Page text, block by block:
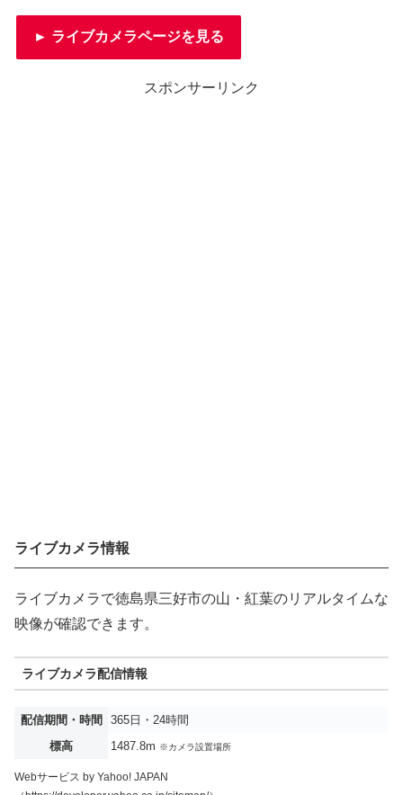
► ライブカメラページを見る
スポンサーリンク
ライブカメラ情報
ライブカメラで徳島県三好市の山・紅葉のリアルタイムな
映像が確認できます。
ライブカメラ配信情報
配信期間・時間
365日・24時間
標高
1487.8m ※カメラ設置場所
Webサービス by Yahoo! JAPAN